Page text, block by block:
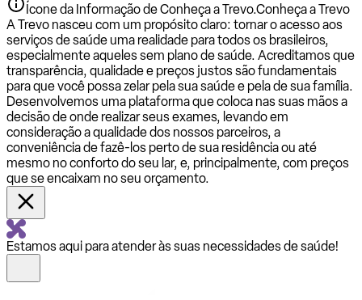
Ícone da Informação de Conheça a Trevo.Conheça a Trevo
A Trevo nasceu com um propósito claro: tornar o acesso aos
serviços de saúde uma realidade para todos os brasileiros,
especialmente aqueles sem plano de saúde. Acreditamos que
transparência, qualidade e preços justos são fundamentais
para que você possa zelar pela sua saúde e pela de sua família.
Desenvolvemos uma plataforma que coloca nas suas mãos a
decisão de onde realizar seus exames, levando em
consideração a qualidade dos nossos parceiros, a
conveniência de fazê-los perto de sua residência ou até
mesmo no conforto do seu lar, e, principalmente, com preços
que se encaixam no seu orçamento.
Estamos aqui para atender às suas necessidades de saúde!